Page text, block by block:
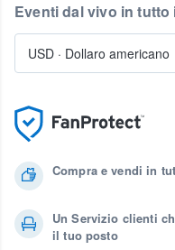
Compra e vendi in
Un Servizio clienti
il tuo posto
Eventi dal vivo in tutto
USD · Dollaro americano